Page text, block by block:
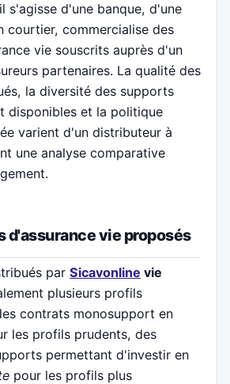
s'agisse d'une banque, d'une
courtier, commercialise des
vie souscrits auprès d'un
partenaires. La qualité des
la diversité des supports
disponibles et la politique
varient d'un distributeur à
une analyse comparative
d'assurance vie proposés
par Sicavonline vie
plusieurs profils
contrats monosupport en
les profils prudents, des
permettant d'investir en
pour les profils plus